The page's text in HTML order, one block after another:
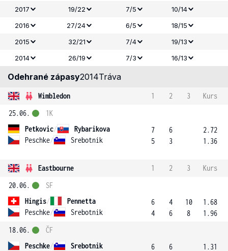
2017
19/22 7/5
10/14
2016
27/24 6/5
18/15
2015
32/21 7/4
19/13
2014
26/19 7/3 16/13
Odehrané zápasy2014Tráva
Wimbledon 1 2 3
Kurs
25.06.
Petkovic/
Rybarikova
Peschke/ Srebotnik
1K
7
5
6
3
2.72
1.36
Eastbourne 1 2 3
Kurs
20.06.
Hingis/
Pennetta
Peschke/ Srebotnik
SF
6
4
4
6
10
8
1.68
1.96
18.06.
Peschke/
Srebotnik
ČF
6
6
1.31